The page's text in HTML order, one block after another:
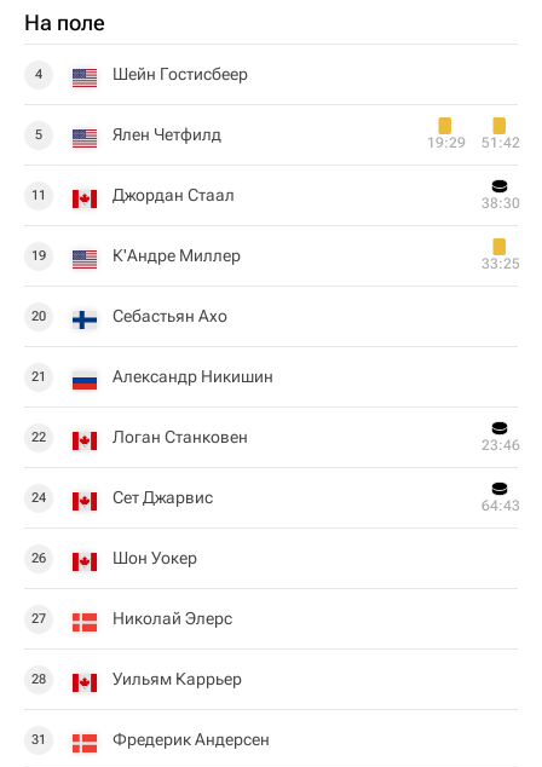
На поле
4 Шейн Гостисбеер
5 Ялен Четфилд 19:29 51:42
11 Джордан Стаал 38:30
19 К'Андре Миллер 33:25
20 Себастьян Ахо
21 Александр Никишин
22 Логан Станковен 23:46
24 Сет Джарвис 64:43
26 Шон Уокер
27 Николай Элерс
28 Уильям Каррьер
31 Фредерик Андерсен